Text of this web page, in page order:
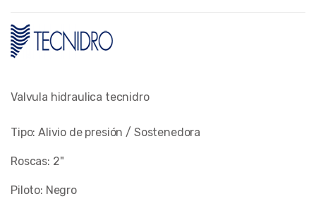
Valvula hidraulica tecnidro
Tipo: Alivio de presión / Sostenedora
Roscas: 2"
Piloto: Negro